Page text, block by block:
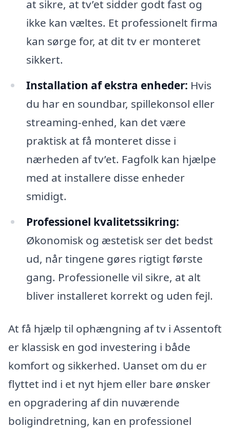
at sikre, at tv’et sidder godt fast og
ikke kan væltes. Et professionelt firma
kan sørge for, at dit tv er monteret
sikkert.
Installation af ekstra enheder: Hvis
du har en soundbar, spillekonsol eller
streaming-enhed, kan det være
praktisk at få monteret disse i
nærheden af tv’et. Fagfolk kan hjælpe
med at installere disse enheder
smidigt.
Professionel kvalitetssikring:
Økonomisk og æstetisk ser det bedst
ud, når tingene gøres rigtigt første
gang. Professionelle vil sikre, at alt
bliver installeret korrekt og uden fejl.
At få hjælp til ophængning af tv i Assentoft
er klassisk en god investering i både
komfort og sikkerhed. Uanset om du er
flyttet ind i et nyt hjem eller bare ønsker
en opgradering af din nuværende
boligindretning, kan en professionel